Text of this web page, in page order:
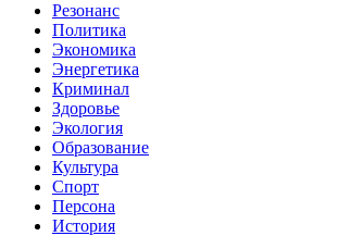
Резонанс
Политика
Экономика
Энергетика
Криминал
Здоровье
Экология
Образование
Культура
Спорт
Персона
История